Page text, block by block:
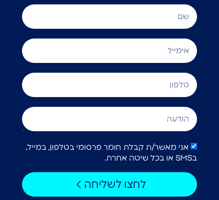
אני מאשר/ת קבלת חומר פרסומי בטלפון, במייל,
בSMS או בכל שיטה אחרת.
לחצו לשליחה